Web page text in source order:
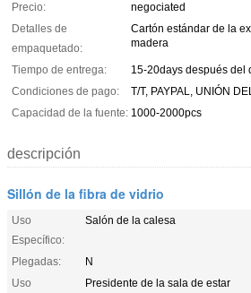
Precio:
negociated
Detalles de
empaquetado:
Cartón estándar de la
madera
Tiempo de entrega:
15-20days después del
Condiciones de pago:
T/T, PAYPAL, UNIÓN
Capacidad de la fuente: 1000-2000pcs
descripción
Sillón de la fibra de vidrio
Uso
Específico:
Salón de la calesa
Plegadas:
N
Uso
Presidente de la sala de estar